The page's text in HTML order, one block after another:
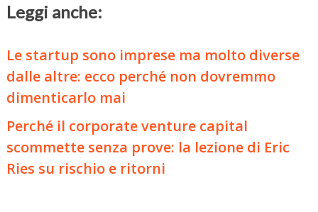
Leggi anche:
Le startup sono imprese ma molto diverse
dalle altre: ecco perché non dovremmo
dimenticarlo mai
Perché il corporate venture capital
scommette senza prove: la lezione di Eric
Ries su rischio e ritorni